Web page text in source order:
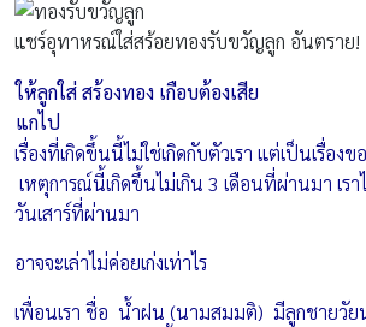
แชร์อุทาหรณ์ใส่สร้อยทองรับขวัญลูก อันตราย!
ให้ลูกใส่ สร้องทอง เกือบต้องเสีย
แกไป
เรื่องที่เกิดขึ้นนี้ไม่ใช่เกิดกับตัวเรา แต่เป็นเรื่อ
เหตุการณ์นี้เกิดขึ้นไม่เกิน 3 เดือนที่ผ่านมา เร
วันเสาร์ที่ผ่านมา
อาจจะเล่าไม่ค่อยเก่งเท่าไร
เพื่อนเรา ชื่อ น้ำฝน (นามสมมติ) มีลูกชายวัย